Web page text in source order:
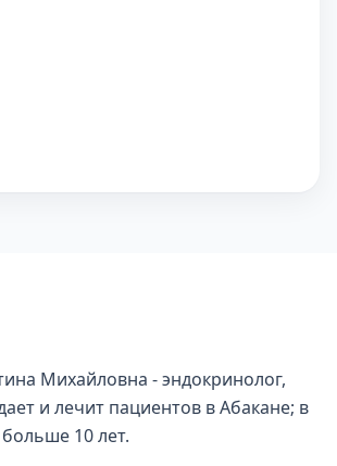
Михайловна - эндокринолог,
и лечит пациентов в Абакане; в
10 лет.